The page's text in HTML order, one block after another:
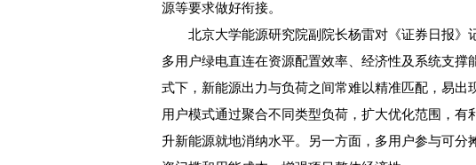
源等要求做好衔接。
北京大学能源研究院副院长杨雷对《证券日报》
多用户绿电直连在资源配置效率、经济性及系统支
式下，新能源出力与负荷之间常难以精准匹配，易出
用户模式通过聚合不同类型负荷，扩大优化范围，
升新能源就地消纳水平。另一方面，多用户参与可